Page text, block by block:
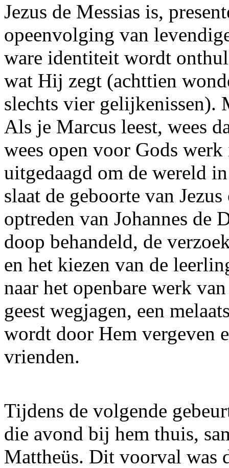
Jezus de Messias is,
opeenvolging van
ware identiteit wordt
wat Hij zegt (achttien
slechts vier gelijkenissen).
Als je Marcus leest, wees
wees open voor Gods
uitgedaagd om de wereld
slaat de geboorte van
optreden van Johannes de
doop behandeld, de
en het kiezen van de
naar het openbare werk
geest wegjagen, een
wordt door Hem vergeven
vrienden.
Tijdens de volgende
die avond bij hem thuis,
Mattheüs. Dit voorval was